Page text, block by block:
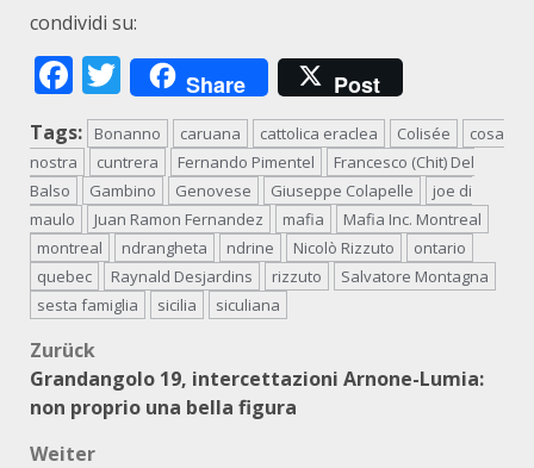
condividi su:
Facebook
Twitter
Share Post
Tags: Bonanno caruana cattolica eraclea Colisée
cosa
nostra
cuntrera Fernando Pimentel
Francesco (Chit) Del
Balso
Gambino Genovese Giuseppe Colapelle
joe di
maulo
Juan Ramon Fernandez mafia
Mafia Inc. Montreal
montreal
ndrangheta ndrine Nicolò Rizzuto
ontario
quebec
Raynald Desjardins rizzuto
Salvatore Montagna
sesta famiglia
sicilia siculiana
Beitragsnavigation
Zurück
Grandangolo 19, intercettazioni Arnone-Lumia:
non proprio una bella figura
Weiter